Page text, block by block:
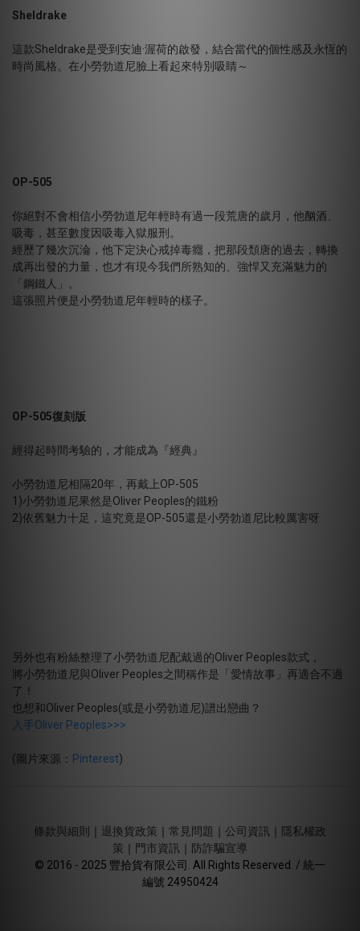
Sheldrake
這款Sheldrake是受到安迪·渥荷的啟發，結合當代的個性感及永恆的
時尚風格。在小勞勃道尼臉上看起來特別吸睛～
OP-505
你絕對不會相信小勞勃道尼年輕時有過一段荒唐的歲月，他酗酒、
吸毒，甚至數度因吸毒入獄服刑。
經歷了幾次沉淪，他下定決心戒掉毒癮，把那段頹唐的過去，轉換
成再出發的力量，也才有現今我們所熟知的、強悍又充滿魅力的
「鋼鐵人」。
這張照片便是小勞勃道尼年輕時的樣子。
OP-505復刻版
經得起時間考驗的，才能成為『經典』
小勞勃道尼相隔20年，再戴上OP-505
1)小勞勃道尼果然是Oliver Peoples的鐵粉
2)依舊魅力十足，這究竟是OP-505還是小勞勃道尼比較厲害呀
另外也有粉絲整理了小勞勃道尼配戴過的Oliver Peoples款式，
將小勞勃道尼與Oliver Peoples之間稱作是「愛情故事」再適合不過
了！
也想和Oliver Peoples(或是小勞勃道尼)譜出戀曲？
入手Oliver Peoples>>>
(圖片來源： Pinterest)
條款與細則 退換貨政策 常見問題 公司資訊
隱私權政
策
門市資訊
防詐騙宣導
© 2016 - 2025 豐拾貨有限公司. All Rights Reserved. / 統一
編號 24950424